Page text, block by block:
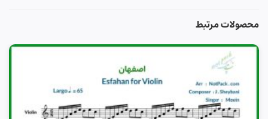
محصولات مرتبط